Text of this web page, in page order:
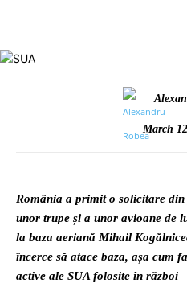
March
România a primit o solicitare
unor trupe și a unor avioane de
la baza aeriană Mihail
încerce să atace baza, așa cum
active ale SUA folosite în război